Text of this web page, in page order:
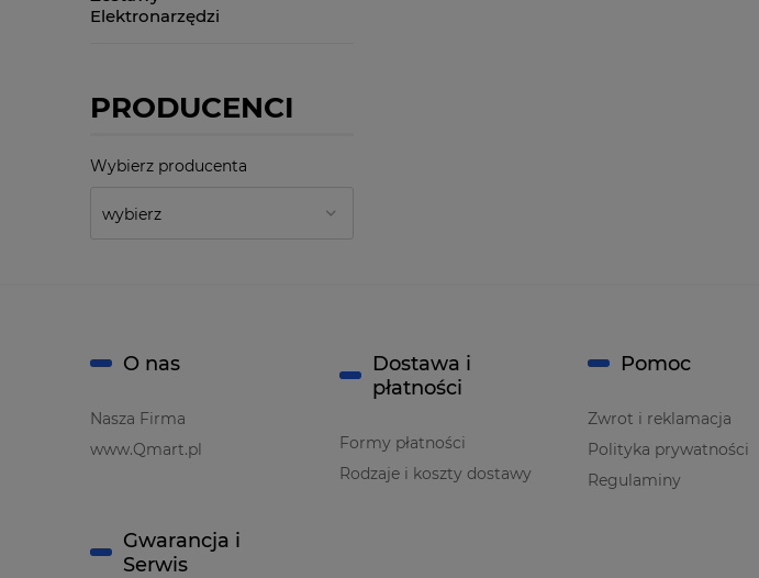
Elektronarzędzi
PRODUCENCI
Wybierz producenta
O nas
Nasza Firma
www.Qmart.pl
Dostawa i
płatności
Formy płatności
Rodzaje i koszty dostawy
Pomoc
Zwrot i reklamacja
Polityka prywatności
Regulaminy
Gwarancja i
Serwis